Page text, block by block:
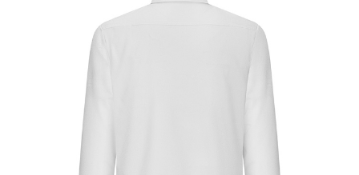
恩沛科技股份有限公司將有權停止該用戶之使用額度並採取法律行動。